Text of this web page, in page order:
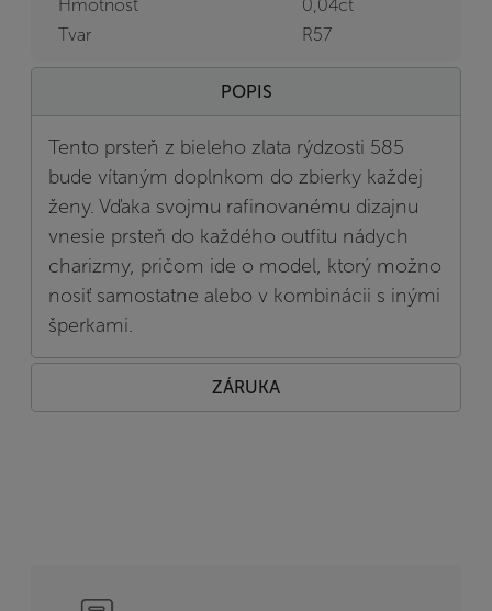
Hmotnosť
0,04ct
Tvar
R57
POPIS
Tento prsteň z bieleho zlata rýdzosti 585
bude vítaným doplnkom do zbierky každej
ženy. Vďaka svojmu rafinovanému dizajnu
vnesie prsteň do každého outfitu nádych
charizmy, pričom ide o model, ktorý možno
nosiť samostatne alebo v kombinácii s inými
šperkami.
ZÁRUKA